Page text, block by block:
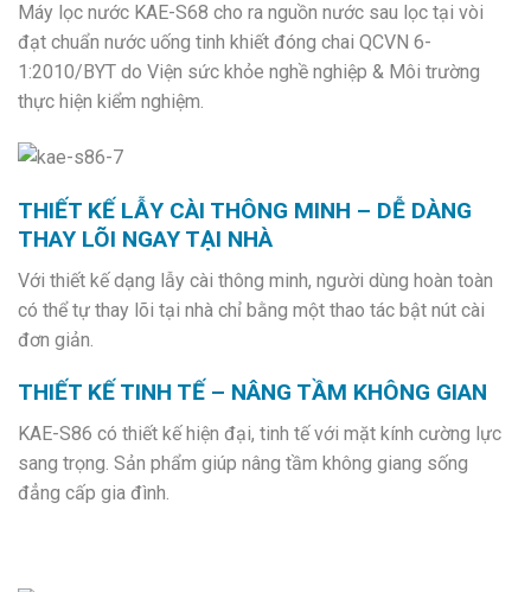
Máy lọc nước KAE-S68 cho ra nguồn nước sau lọc tại vòi
đạt chuẩn nước uống tinh khiết đóng chai QCVN 6-
1:2010/BYT do Viện sức khỏe nghề nghiệp & Môi trường
thực hiện kiểm nghiệm.
THIẾT KẾ LẪY CÀI THÔNG MINH – DỄ DÀNG
THAY LÕI NGAY TẠI NHÀ
Với thiết kế dạng lẫy cài thông minh, người dùng hoàn toàn
có thể tự thay lõi tại nhà chỉ bằng một thao tác bật nút cài
đơn giản.
THIẾT KẾ TINH TẾ – NÂNG TẦM KHÔNG GIAN
KAE-S86 có thiết kế hiện đại, tinh tế với mặt kính cường lực
sang trọng. Sản phẩm giúp nâng tầm không giang sống
đẳng cấp gia đình.